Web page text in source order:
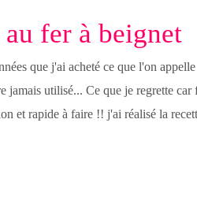
fer à beignet
que j'ai acheté ce que l'on
jamais utilisé... Ce que je regrette car
et rapide à faire !! j'ai réalisé la